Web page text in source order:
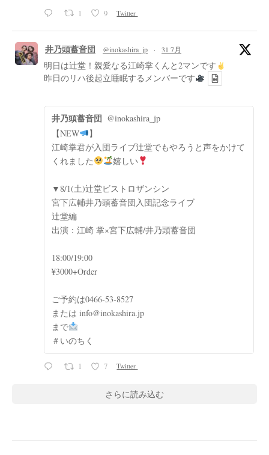
1 9 Twitter
井乃頭蓄音団 @inokashira_jp · 31 7月
明日は辻堂！親愛なる江崎掌くんと2マンです
昨日のリハ後起立睡眠するメンバーです
井乃頭蓄音団 @inokashira_jp
【NEW
】
江崎掌君が入団ライブ辻堂でもやろうと声をかけて
くれました
嬉しい
▼8/1(土)辻堂ビストロザンシン
宮下広輔井乃頭蓄音団入団記念ライブ
辻堂編
出演：江崎 掌×宮下広輔/井乃頭蓄音団
18:00/19:00
¥3000+Order
ご予約は0466-53-8527
または info@inokashira.jp
まで
＃いのちく
1 7 Twitter
さらに読み込む